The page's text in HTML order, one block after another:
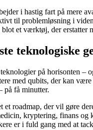
i hastig fart på mere
til problemløsning i
et værktøj, der erstatter
teknologiske
på horisonten –
med qubits, der kan
på få minutter.
roadmap, der vil gøre
kryptering, finans
er i fuld gang med at